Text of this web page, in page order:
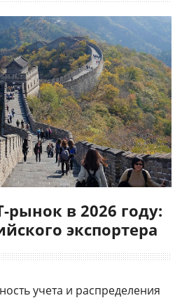
рынок в 2026 году:
экспортера
учета и распределения